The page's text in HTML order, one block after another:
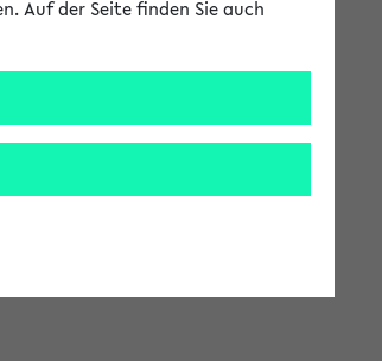
steht.
Auf der Seite finden Sie auch